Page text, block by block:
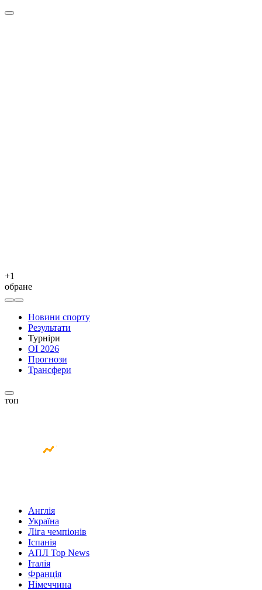
+1
обране
Новини спорту
Результати
Турніри
ОІ 2026
Прогнози
Трансфери
топ
Англія
Україна
Ліга чемпіонів
Іспанія
АПЛ Top News
Італія
Франція
Німеччина